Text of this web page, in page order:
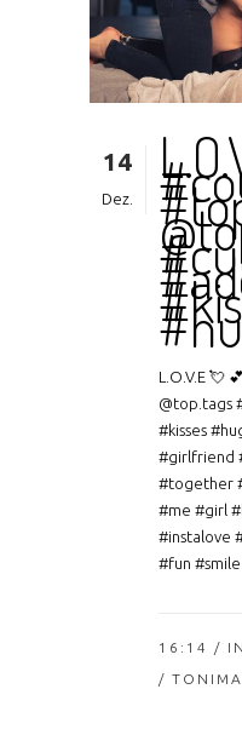
14
Dez.
L.O.V.E 💘
@top.tags
#kisses
#girlfriend
#together
#me #girl
#instalove
#fun #smile
16:14 /
/